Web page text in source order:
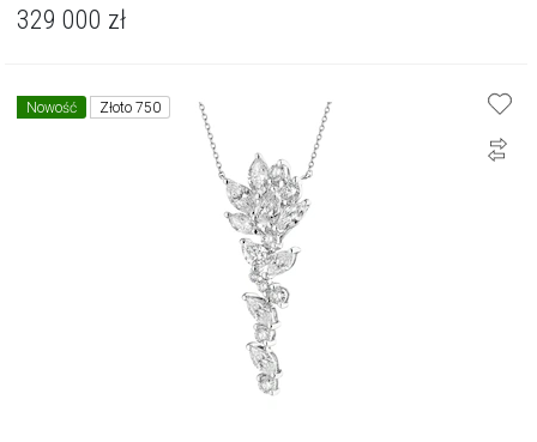
329 000 zł
Nowość Złoto 750